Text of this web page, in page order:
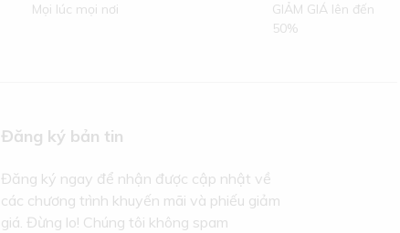
Mọi lúc mọi nơi
GIẢM GIÁ lên đến
50%
Đăng ký bản tin
Đăng ký ngay để nhận được cập nhật về
các chương trình khuyến mãi và phiếu giảm
giá. Đừng lo! Chúng tôi không spam